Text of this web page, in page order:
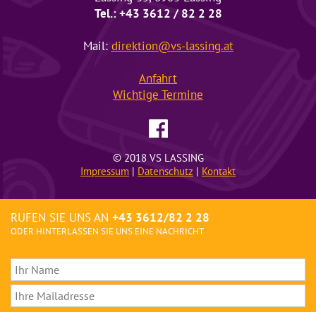
Tel.: +43 3612 / 82 2 28
Mail: direktion@vs-lassing.at
Anfahrt
Wichtige Termine
© 2018 VS LASSING
Impressum | Datenschutz | Kontakt
RUFEN SIE UNS AN +43 3612/82 2 28
ODER HINTERLASSEN SIE UNS EINE NACHRICHT